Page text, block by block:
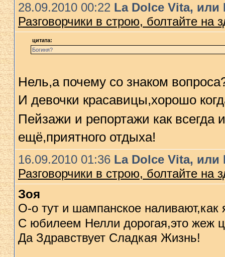
28.09.2010 00:22 La Dolce Vita,
Разговорчики в строю, болтайте на
цитата:
Богиня?
Нель,а почему со знаком
И девочки красавицы,хорошо
Пейзажи и репортажи как
ещё,приятного отдыха!
16.09.2010 01:36 La Dolce Vita,
Разговорчики в строю, болтайте на
Зоя
О-о тут и шампанское
С юбилеем Нелли дорогая,это жеж
Да Здравствует Сладкая Жизнь!